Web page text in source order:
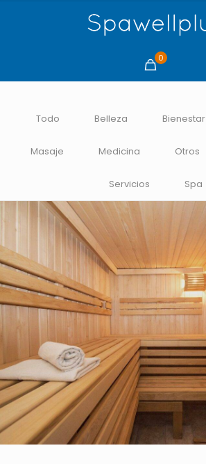
0
Todo Belleza Bienestar
Masaje Medicina Otros
Servicios Spa